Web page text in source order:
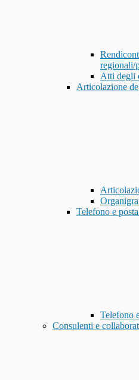
regionali/
Atti degli
Articolazione
Telefono e
Telefono
Consulenti e